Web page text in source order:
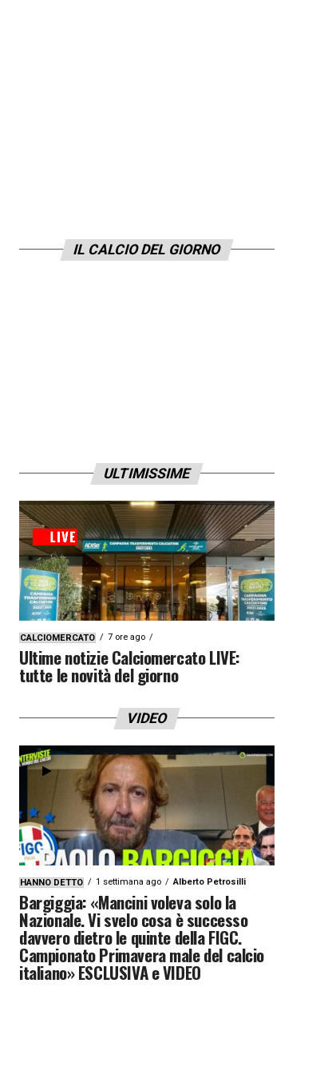
IL CALCIO DEL GIORNO
ULTIMISSIME
CALCIOMERCATO 7 ore ago
Ultime notizie Calciomercato LIVE:
tutte le novità del giorno
VIDEO
HANNO DETTO 1 settimana ago Alberto Petrosilli
Bargiggia: «Mancini voleva solo la
Nazionale. Vi svelo cosa è successo
davvero dietro le quinte della FIGC.
Campionato Primavera male del calcio
italiano» ESCLUSIVA e VIDEO